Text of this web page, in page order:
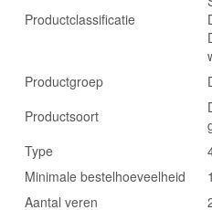
Productclassificatie
Productgroep
Productsoort
Type
Minimale bestelhoeveelheid
Aantal veren